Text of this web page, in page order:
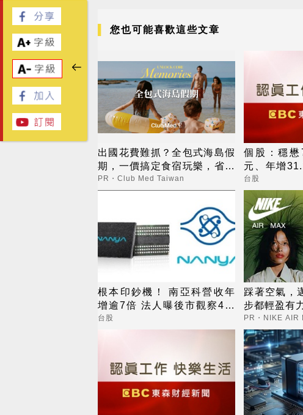
您也可能喜歡這些文章
出國花費難抓？全包式海島假
期，一價搞定食宿玩樂，省錢
更省心！
PR・Club Med Taiwan
個股：穩
元、年增
來，雙成長
台股
根本印鈔機！ 南亞科營收年
增逾7倍 法人曝後市觀察4指
標
台股
踩著空氣，
步都輕盈有
PR・NIKE AIR